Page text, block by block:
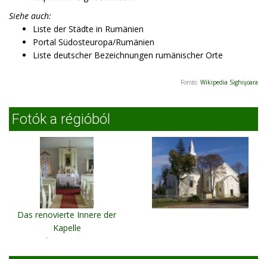
Siehe auch:
Liste der Städte in Rumänien
Portal Südosteuropa/Rumänien
Liste deutscher Bezeichnungen rumänischer Orte
Forrás: Wikipedia Sighişoara
Fotók a régióból
Das renovierte Innere der
Kapelle
Ghime?-Făget